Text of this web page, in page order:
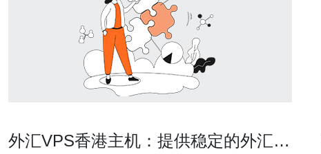
外汇VPS香港主机：提供稳定的外汇交